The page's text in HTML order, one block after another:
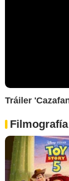
Tráiler
Filmografía